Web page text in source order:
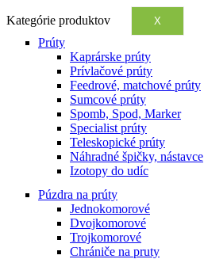
Kategórie produktov X
Prúty
Kaprárske prúty
Prívlačové prúty
Feedrové, matchové prúty
Sumcové prúty
Spomb, Spod, Marker
Specialist prúty
Teleskopické prúty
Náhradné špičky, nástavce
Izotopy do udíc
Púzdra na prúty
Jednokomorové
Dvojkomorové
Trojkomorové
Chrániče na pruty